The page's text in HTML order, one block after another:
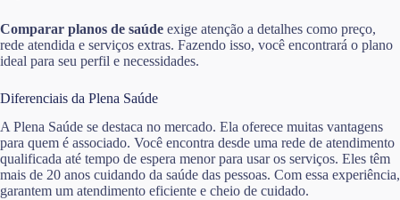
Comparar planos de saúde exige atenção a detalhes como preço,
rede atendida e serviços extras. Fazendo isso, você encontrará o plano
ideal para seu perfil e necessidades.
Diferenciais da Plena Saúde
A Plena Saúde se destaca no mercado. Ela oferece muitas vantagens
para quem é associado. Você encontra desde uma rede de atendimento
qualificada até tempo de espera menor para usar os serviços. Eles têm
mais de 20 anos cuidando da saúde das pessoas. Com essa experiência,
garantem um atendimento eficiente e cheio de cuidado.